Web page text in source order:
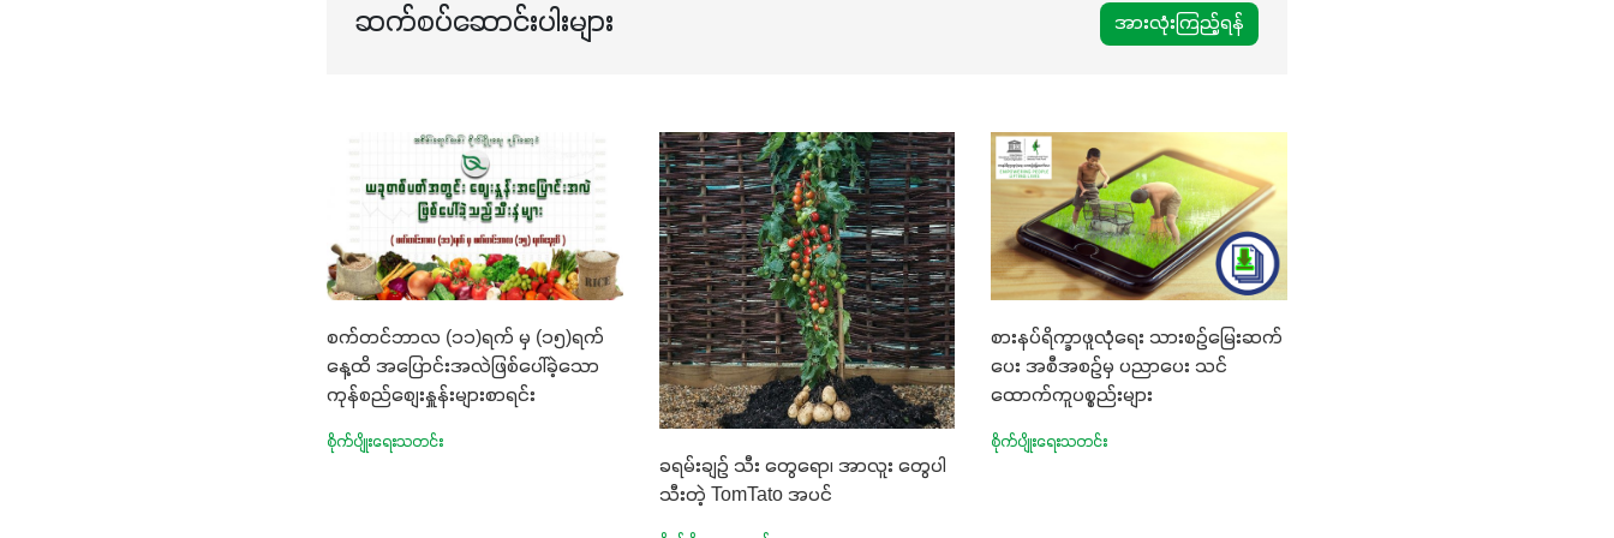
ဆက်စပ်ဆောင်းပါးများ အားလုံးကြည့်ရန်
စက်တင်ဘာလ (၁၁)ရက် မှ (၁၅)ရက်
နေ့ထိ အပြောင်းအလဲဖြစ်ပေါ်ခဲ့သော
ကုန်စည်စျေးနှူန်းများစာရင်း
စိုက်ပျိုးရေးသတင်း
ခရမ်းချဉ် သီး တွေရော၊ အာလူး တွေပါ
သီးတဲ့ TomTato အပင်
စားနပ်ရိက္ခာဖူလုံရေး သားစဉ်မြေးဆက်
ပေး အစီအစဉ်မှ ပညာပေး သင်
ထောက်ကူပစ္စည်းများ
စိုက်ပျိုးရေးသတင်း